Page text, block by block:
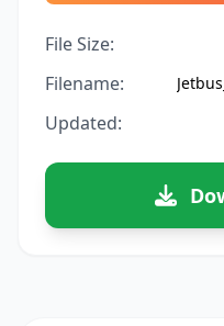
File Size:
Filename:
Updated: